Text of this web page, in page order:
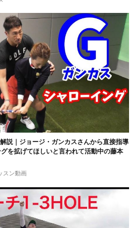
説｜ジョージ・ガンカスさんから直接指導
を拡げてほしいと言われて活動中の藤本
スン動画